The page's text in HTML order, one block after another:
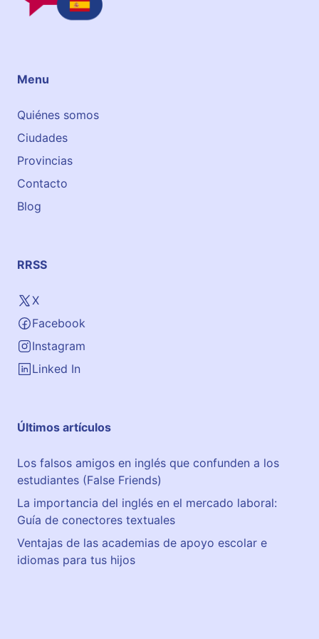
o
l
Menu
Quiénes somos
Ciudades
Provincias
Contacto
Blog
RRSS
X
Facebook
Instagram
Linked In
Últimos artículos
Los falsos amigos en inglés que confunden a los
estudiantes (False Friends)
La importancia del inglés en el mercado laboral:
Guía de conectores textuales
Ventajas de las academias de apoyo escolar e
idiomas para tus hijos